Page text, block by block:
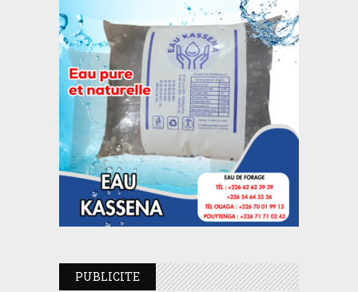
PUBLICITE